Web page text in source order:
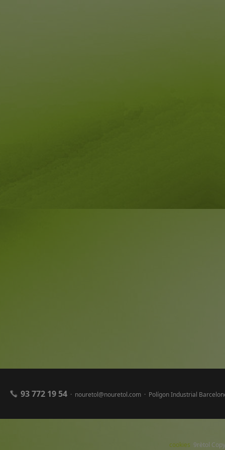
93 772 19 54 · nouretol@nouretol.com · Polígon Industrial
cookies 9rètol